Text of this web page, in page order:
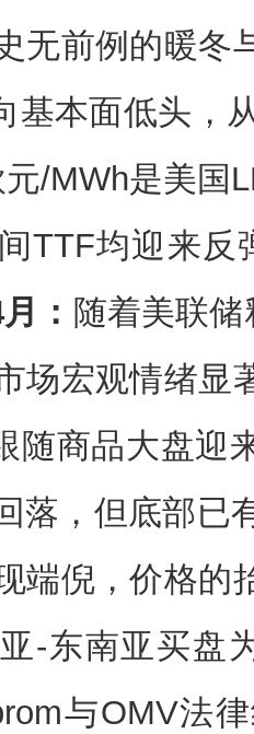
无前例的暖冬
基本面低头，
/MWh是美国
TTF均迎来
： 随着美联
场宏观情绪显
随商品大盘迎
落，但底部已
端倪，价格的
-东南亚买盘
与OMV法